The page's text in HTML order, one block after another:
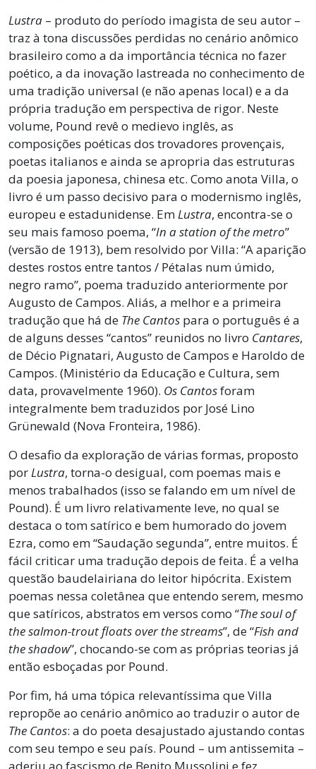
Lustra – produto do período imagista de seu autor –
traz à tona discussões perdidas no cenário anômico
brasileiro como a da importância técnica no fazer
poético, a da inovação lastreada no conhecimento de
uma tradição universal (e não apenas local) e a da
própria tradução em perspectiva de rigor. Neste
volume, Pound revê o medievo inglês, as
composições poéticas dos trovadores provençais,
poetas italianos e ainda se apropria das estruturas
da poesia japonesa, chinesa etc. Como anota Villa, o
livro é um passo decisivo para o modernismo inglês,
europeu e estadunidense. EmLustra, encontra-se o
seu mais famoso poema, “In a station of the metro”
(versão de 1913), bem resolvido por Villa: “A aparição
destes rostos entre tantos / Pétalas num úmido,
negro ramo”, poema traduzido anteriormente por
Augusto de Campos. Aliás, a melhor e a primeira
tradução que há de The Cantos para o português é a
de alguns desses “cantos” reunidos no livro Cantares,
de Décio Pignatari, Augusto de Campos e Haroldo de
Campos. (Ministério da Educação e Cultura, sem
data, provavelmente 1960). Os Cantosforam
integralmente bem traduzidos por José Lino
Grünewald (Nova Fronteira, 1986).
O desafio da exploração de várias formas, proposto
porLustra, torna-o desigual, com poemas mais e
menos trabalhados (isso se falando em um nível de
Pound). É um livro relativamente leve, no qual se
destaca o tom satírico e bem humorado do jovem
Ezra, como em “Saudação segunda”, entre muitos. É
fácil criticar uma tradução depois de feita. É a velha
questão baudelairiana do leitor hipócrita. Existem
poemas nessa coletânea que entendo serem, mesmo
que satíricos, abstratos em versos como “The soul of
the salmon-trout floats over the streams”, de “Fish and
the shadow”, chocando-se com as próprias teorias já
então esboçadas por Pound.
Por fim, há uma tópica relevantíssima que Villa
repropõe ao cenário anômico ao traduzir o autor de
The Cantos: a do poeta desajustado ajustando contas
com seu tempo e seu país. Pound – um antissemita –
aderiu ao fascismo de Benito Mussolini e fez